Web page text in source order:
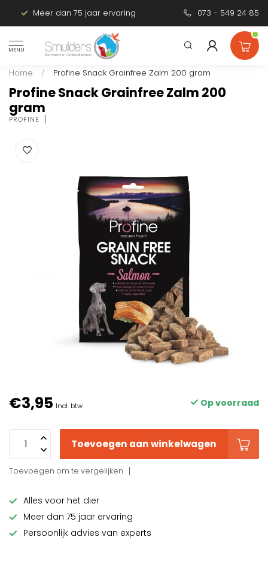
Meer dan 75 jaar ervaring Persoonlijk
073 - 549 24 85
MENU
Home / Profine Snack Grainfree Zalm 200 gram
Profine Snack Grainfree Zalm 200
gram
PROFINE
€3,95 Incl. btw Op voorraad
Toevoegen aan winkelwagen
Toevoegen om te vergelijken
Alles voor het dier
Meer dan 75 jaar ervaring
Persoonlijk advies van experts